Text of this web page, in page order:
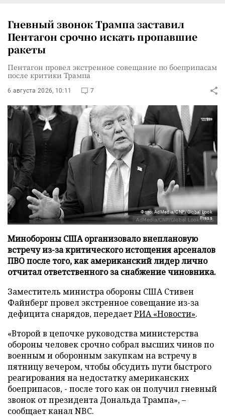
Гневный звонок Трампа заставил
Пентагон срочно искать пропавшие
ракеты
Пентагон провел экстренное совещание по боеприпасам
после критики Трампа
6 августа 2026, 10:11 7
Фото: AdMedia/CNP/Global Look
Press
Минобороны США организовало внеплановую
встречу из-за критического истощения арсеналов
ПВО после того, как американский лидер лично
отчитал ответственного за снабжение чиновника.
Заместитель министра обороны США Стивен
Файнберг провел экстренное совещание из-за
дефицита снарядов, передаетРИА «Новости».
«Второй в цепочке руководства министерства
обороны человек срочно собрал высших чинов по
военным и оборонным закупкам на встречу в
пятницу вечером, чтобы обсудить пути быстрого
реагирования на недостатку американских
боеприпасов, - после того как он получил гневный
звонок от президента Дональда Трампа», –
сообщает канал NBC.